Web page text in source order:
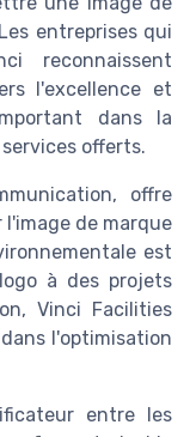
entreprises qui
reconnaissent
l'excellence et
dans la
offerts.
offre
de marque
est
à des projets
Vinci Facilities
l'optimisation
entre les